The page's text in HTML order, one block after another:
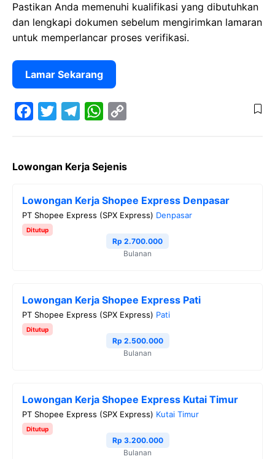
Pastikan Anda memenuhi kualifikasi yang dibutuhkan
dan lengkapi dokumen sebelum mengirimkan lamaran
untuk memperlancar proses verifikasi.
Lamar Sekarang
c
i
t
e
r
l
g
r
a
s
A
p
L
i
n
Lowongan Kerja Sejenis
Lowongan Kerja Shopee Express Denpasar
PT Shopee Express (SPX Express) Denpasar
Ditutup
Rp 2.700.000
Bulanan
Lowongan Kerja Shopee Express Pati
PT Shopee Express (SPX Express) Pati
Ditutup
Rp 2.500.000
Bulanan
Lowongan Kerja Shopee Express Kutai Timur
PT Shopee Express (SPX Express) Kutai Timur
Ditutup
Rp 3.200.000
Bulanan